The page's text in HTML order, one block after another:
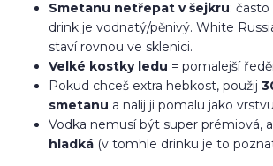
Smetanu netřepat v šejkru: často
drink je vodnatý/pěnivý. White
staví rovnou ve sklenici.
Velké kostky ledu = pomalejší
Pokud chceš extra hebkost, použij
smetanu a nalij ji pomalu jako
Vodka nemusí být super prémiová,
hladká (v tomhle drinku je to